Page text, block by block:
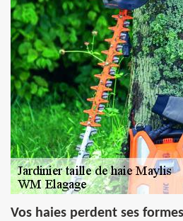
Vos haies perdent ses